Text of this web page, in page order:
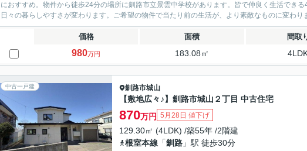
におすすめ。物件から徒歩24分の場所に釧路市立景雲中学校があります。皆で仲良く生活でき
日々の暮らしやすさが変わります。ご希望の物件で当たり前の生活が、より素敵なものに変わり
価格 面積 間取
980万円 183.08㎡
中古一戸建 釧路市城山
【敷地広々♪】釧路市城山２丁目 中古住宅
870万円 5月28日 値下げ
129.30㎡ (4LDK) /築55年 /2階建
根室本線 「釧路 」駅 徒歩30分